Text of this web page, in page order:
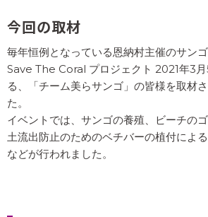
また、サンゴ礁では共生している藻類
われており、二酸化炭素を吸収して、
ます。
その量は、陸上の木の６倍から16倍
の大きな抑止力の一つにもなっていま
サンゴがいなくなることで、
ますま
ていく
ことになってしまいます。
今回の取材
毎年恒例となっている恩納村主催のサン
Save The Coral プロジェクト 2021年3
る、「チーム美らサンゴ」の皆様を取材
た。
イベントでは、サンゴの養殖、ビーチの
土流出防止のためのベチバーの植付によ
などが行われました。